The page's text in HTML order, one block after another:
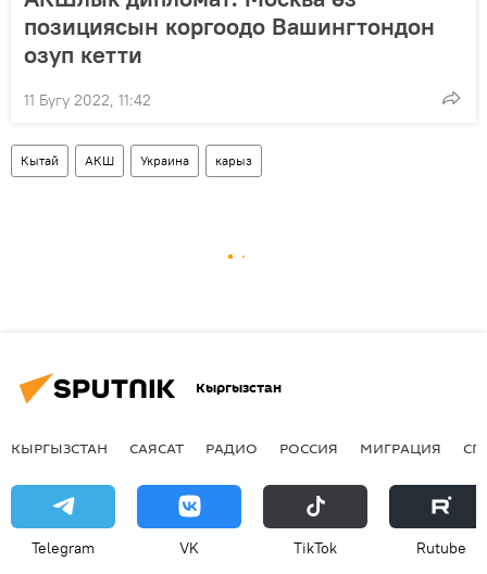
позициясын коргоодо Вашингтондон
озуп кетти
11 Бугу 2022, 11:42
Кытай АКШ Украина карыз
Кыргызстан
КЫРГЫЗСТАН САЯСАТ РАДИО РОССИЯ МИГРАЦИЯ
Telegram VK ТikТоk Rutube